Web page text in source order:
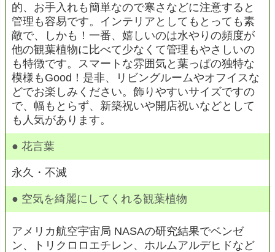
的、お手入れも簡単なので寒さなどに注意すると
管理も容易です。インテリアとしてもとっても素
敵で、しかも！一番、嬉しいのは水やりの頻度が
他の観葉植物に比べて少なくて管理もやさしいの
も特徴です。スマートな雰囲気と葉っぱの独特な
模様もGood！是非、リビングルームやオフイスな
どでお楽しみください。飾りやすいサイズですの
で、幅もとらず、新築祝いや開店祝いなどとして
も人気があります。
● 花言葉
永久・不滅
● 空気を綺麗にしてくれる観葉植物
アメリカ航空宇宙局 NASAの研究結果でベンゼ
ン、トリクロロエチレン、ホルムアルデヒドなど